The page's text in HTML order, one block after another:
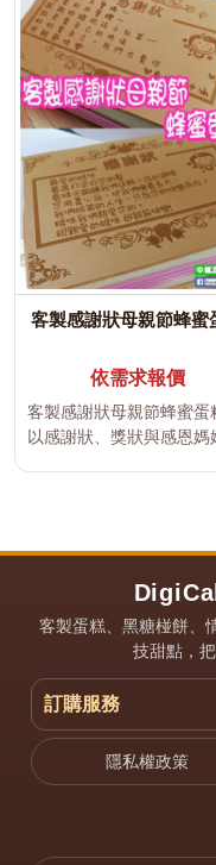
客製感謝狀母親節蜂蜜
依需求報價
客製感謝狀母親節蜂蜜蛋
以感謝狀、獎狀與感恩媽
客製蛋糕、黑糖椪餅、
技甜點，
訂購服務
隱私權政策